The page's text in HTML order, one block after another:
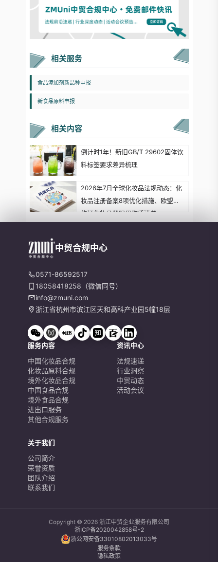
相关服务
食品添加剂新品种申报
新食品原料申报
相关内容
倒计时1年！新旧GB/T 29602固体饮
料标签要求差异梳理
2026年7月全球化妆品法规动态：化
妆品注册备案8项优化措施、欧盟拟
修订化妆品禁限用物质清单...
中贸合规中心
0571-86592517
18058418258（微信同号）
info@zmuni.com
浙江省杭州市滨江区天和高科产业园5幢18层
服务内容
中国化妆品合规
化妆品原料合规
境外化妆品合规
中国食品合规
境外食品合规
进出口服务
其他合规服务
资讯中心
法规速递
行业洞察
中贸动态
活动会议
关于我们
公司简介
荣誉资质
团队介绍
联系我们
Copyright © 2026 浙江中贸企业服务有限公司
浙ICP备2020042858号-2
浙公网安备33010802013033号
服务条款
隐私政策